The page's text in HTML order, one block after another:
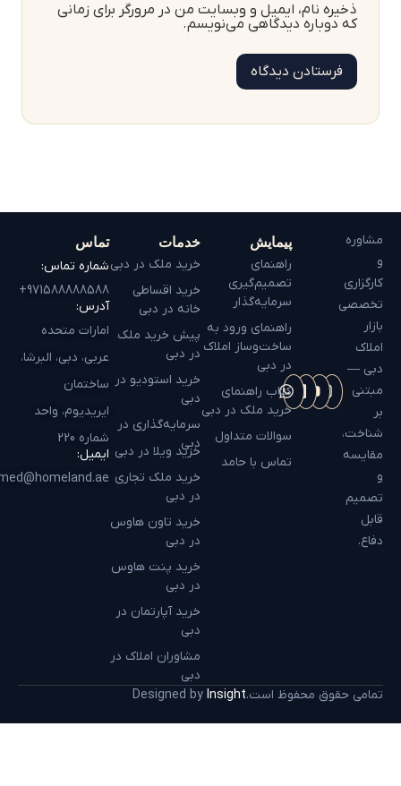
ذخیره نام، ایمیل و وبسایت من در مرورگر برای زمانی
که دوباره دیدگاهی می‌نویسم.
مشاوره
کارگزاری
تخصصی
بازار
املاک
دبی —
مبتنی
شناخت،
مقایسه
تصمیم
قابل
دفاع.
پیمایش
راهنمای
تصمیم‌گیری
سرمایه‌گذار
راهنمای ورود به
ساخت‌وساز املاک
در دبی
کتاب راهنمای
خرید ملک در دبی
سوالات متداول
تماس با حامد
خدمات
خرید ملک در دبی
خرید اقساطی
خانه در دبی
پیش خرید ملک
در دبی
خرید استودیو در
دبی
سرمایه‌گذاری در
دبیخرید ویلا در دبی
خرید ملک تجاری
در دبی
خرید تاون هاوس
در دبی
خرید پنت هاوس
در دبی
خرید آپارتمان در
دبی
مشاوران املاک در
دبی
تماس
شماره تماس:
971588888588+
آدرس:
امارات متحده
عربی، دبی، البرشا،
ساختمان
ایریدیوم، واحد
شماره 220
ایمیل:
hamed@homeland.ae
تمامی حقوق محفوظ است. Designed byInsight